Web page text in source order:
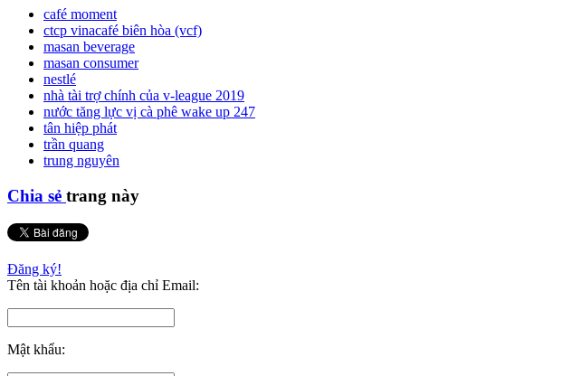
café moment
ctcp vinacafé biên hòa (vcf)
masan beverage
masan consumer
nestlé
nhà tài trợ chính của v-league 2019
nước tăng lực vị cà phê wake up 247
tân hiệp phát
trần quang
trung nguyên
Chia sẻ trang này
Đăng ký!
Tên tài khoản hoặc địa chỉ Email:
Mật khẩu: